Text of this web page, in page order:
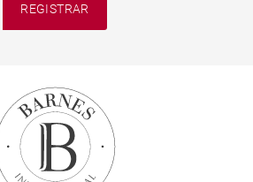
REGISTRAR